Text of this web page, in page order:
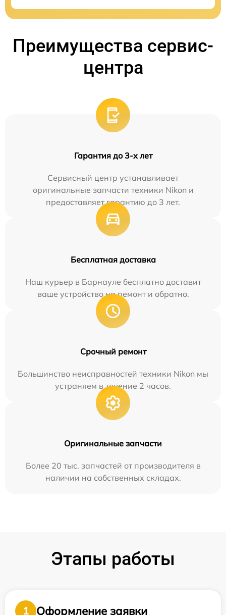
Преимущества сервис-
центра
Гарантия до 3-х лет
Сервисный центр устанавливает
оригинальные запчасти техники Nikon и
предоставляет гарантию до 3 лет.
Бесплатная доставка
Наш курьер в Барнауле бесплатно доставит
ваше устройство на ремонт и обратно.
Срочный ремонт
Большинство неисправностей техники Nikon мы
устраняем в течение 2 часов.
Оригинальные запчасти
Более 20 тыс. запчастей от производителя в
наличии на собственных складах.
Этапы работы
1
Оформление заявки